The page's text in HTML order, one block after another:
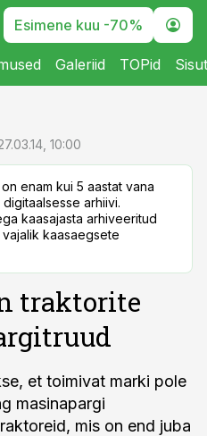
Esimene kuu -70%
Galeriid TOPid
10:00
enam kui 5 aastat vana
arhiivi.
kaasajasta arhiveeritud
kaasaegsete
traktorite
et toimivat marki pole
masinapargi
mis on end juba